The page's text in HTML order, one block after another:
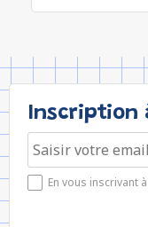
Inscription
En vous inscrivant